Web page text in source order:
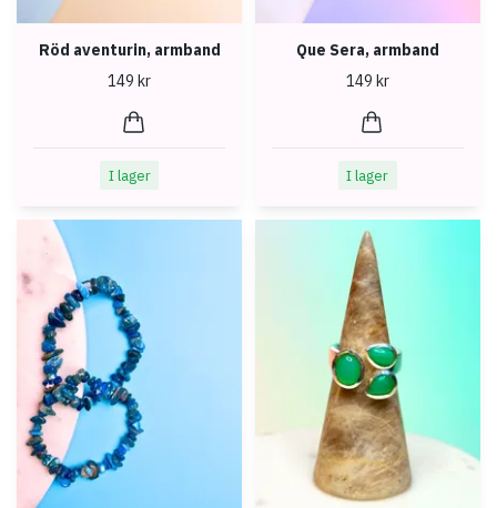
Röd aventurin, armband
149 kr
I lager
Que Sera, armband
149 kr
I lager